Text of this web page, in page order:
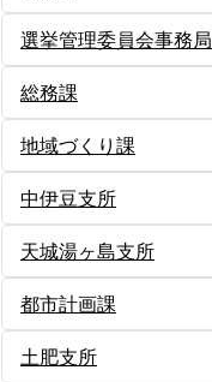
選挙管理委員会事務局
総務課
地域づくり課
中伊豆支所
天城湯ヶ島支所
都市計画課
土肥支所